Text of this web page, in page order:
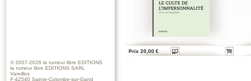
Prix 20,00 €
© 2007-2026 la rumeur libre EDITIONS
la rumeur libre EDITIONS SARL
Vareilles
F-42540 Sainte-Colombe-sur-Gand